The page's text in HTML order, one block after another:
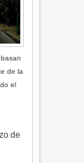
de la
el
de